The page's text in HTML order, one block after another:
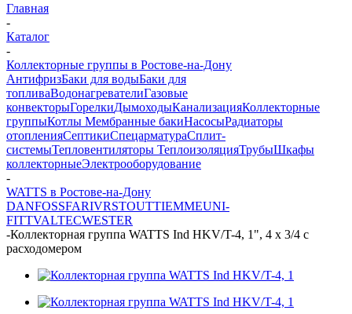
Главная
-
Каталог
-
Коллекторные группы в Ростове-на-Дону
АнтифризБаки для водыБаки для
топливаВодонагревателиГазовые
конвекторыГорелкиДымоходыКанализацияКоллекторные
группыКотлы Мембранные бакиНасосыРадиаторы
отопленияСептикиСпецарматураСплит-
системыТепловентиляторы ТеплоизоляцияТрубыШкафы
коллекторныеЭлектрооборудование
-
WATTS в Ростове-на-Дону
DANFOSSFARIVRSTOUTTIEMMEUNI-
FITTVALTECWESTER
-Коллекторная группа WATTS Ind HKV/T-4, 1", 4 х 3/4 с
расходомером